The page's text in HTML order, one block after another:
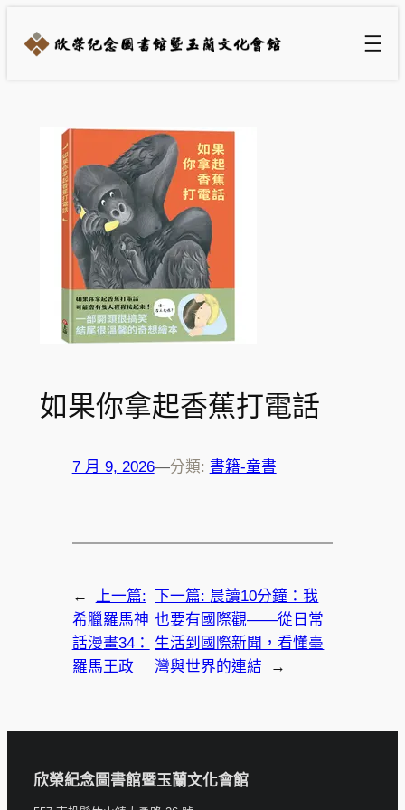
如果你拿起香蕉打電話
7 月 9, 2026—分類: 書籍-童書
←
上一篇:
希臘羅馬神
話漫畫34：
羅馬王政
下一篇: 晨讀10分鐘：我
也要有國際觀——從日常
生活到國際新聞，看懂臺
灣與世界的連結
→
欣榮紀念圖書館暨玉蘭文化會館